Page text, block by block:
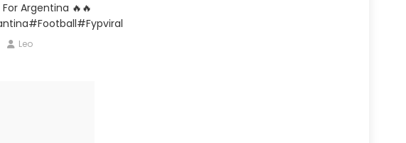
Argentina 🔥🔥
Leo